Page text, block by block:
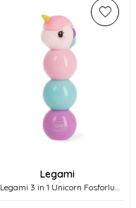
Legami
Legami 3 in 1 Unicorn Fosforlu